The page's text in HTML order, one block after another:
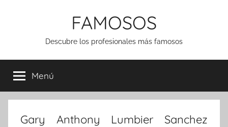
FAMOSOS
Descubre los profesionales más famosos
Menú
Gary Anthony Lumbier Sanchez